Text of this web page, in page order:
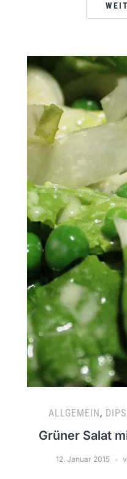
ALLGEMEIN,
Grüner Salat
12. Januar 2015